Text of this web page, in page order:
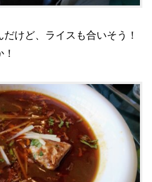
けど、ライスも合いそう！